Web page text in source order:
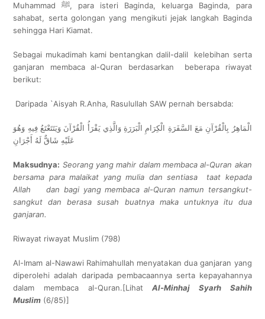
Muhammad ﷺ, para isteri Baginda, keluarga Baginda, para
sahabat, serta golongan yang mengikuti jejak langkah Baginda
sehingga Hari Kiamat.
Sebagai mukadimah kami bentangkan dalil-dalil kelebihan serta
ganjaran membaca al-Quran berdasarkan beberapa riwayat
berikut:
Daripada `Aisyah R.Anha, Rasulullah SAW pernah bersabda:
الْمَاهِرُ بِالْقُرْآنِ مَعَ السَّفَرَةِ الْكِرَامِ الْبَرَرَةِ وَالَّذِي يَقْرَأُ الْقُرْآنَ وَيَتَتَعْتَعُ فِيهِ وَهُوَ
عَلَيْهِ شَاقٌّ لَهُ أَجْرَانِ
Maksudnya: Seorang yang mahir dalam membaca al-Quran akan
bersama para malaikat yang mulia dan sentiasa taat kepada
Allah dan bagi yang membaca al-Quran namun tersangkut-
sangkut dan berasa susah buatnya maka untuknya itu dua
ganjaran.
Riwayat riwayat Muslim (798)
Al-Imam al-Nawawi Rahimahullah menyatakan dua ganjaran yang
diperolehi adalah daripada pembacaannya serta kepayahannya
dalam membaca al-Quran.[LihatAl-Minhaj Syarh Sahih
Muslim (6/85)]